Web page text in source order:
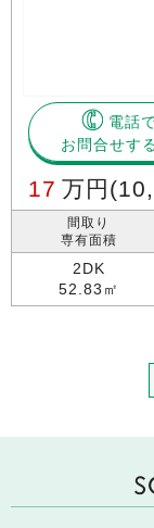
電話
お問合せす
17 万円
間取り
専有面積
2DK
52.83㎡